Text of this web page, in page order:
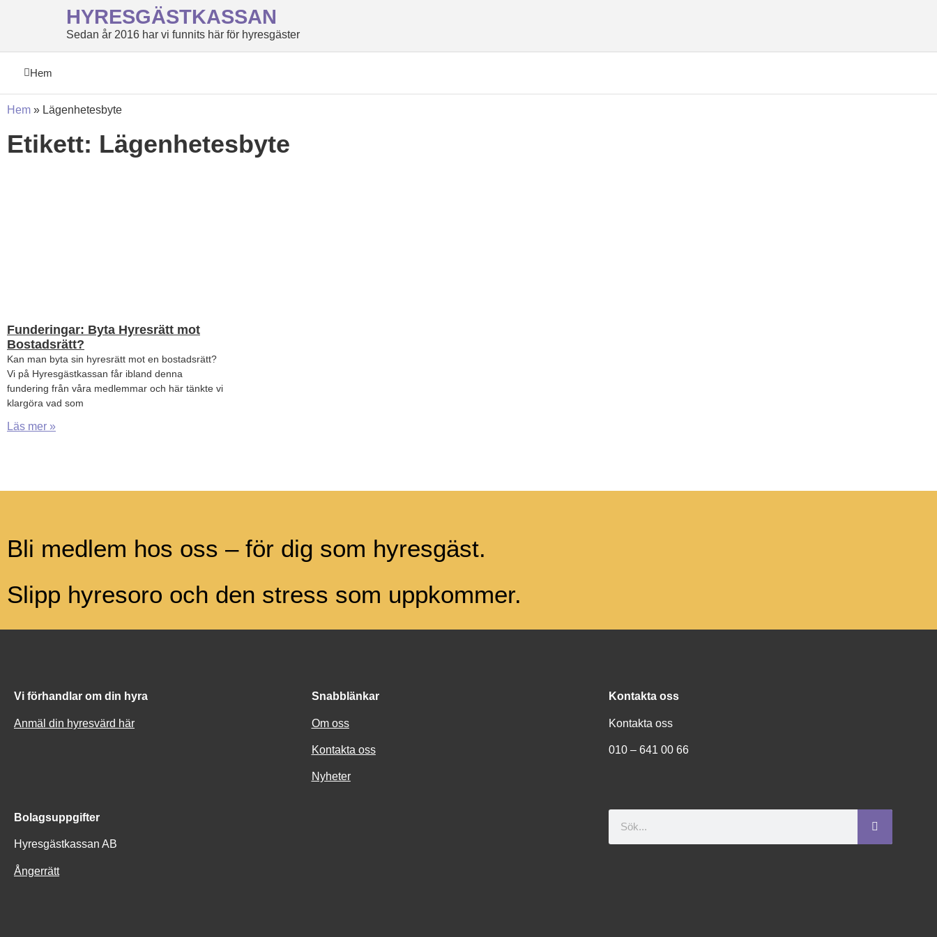
HYRESGÄSTKASSAN
Sedan år 2016 har vi funnits här för hyresgäster
Hem
Hem » Lägenhetesbyte
Etikett: Lägenhetesbyte
Funderingar: Byta Hyresrätt mot
Bostadsrätt?
Kan man byta sin hyresrätt mot en bostadsrätt?
Vi på Hyresgästkassan får ibland denna
fundering från våra medlemmar och här tänkte vi
klargöra vad som
Läs mer »
Bli medlem hos oss – för dig som hyresgäst.
Slipp hyresoro och den stress som uppkommer.
Vi förhandlar om din hyra
Anmäl din hyresvärd här
Snabblänkar
Om oss
Kontakta oss
Nyheter
Kontakta oss
Kontakta oss
010 – 641 00 66
Bolagsuppgifter
Hyresgästkassan AB
Ångerrätt